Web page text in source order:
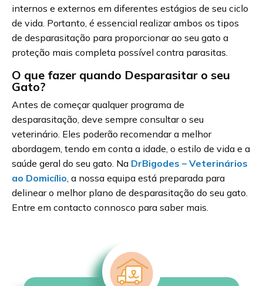
internos e externos em diferentes estágios de seu ciclo
de vida. Portanto, é essencial realizar ambos os tipos
de desparasitação para proporcionar ao seu gato a
proteção mais completa possível contra parasitas.
O que fazer quando Desparasitar o seu
Gato?
Antes de começar qualquer programa de
desparasitação, deve sempre consultar o seu
veterinário. Eles poderão recomendar a melhor
abordagem, tendo em conta a idade, o estilo de vida e a
saúde geral do seu gato. Na DrBigodes – Veterinários
ao Domicílio, a nossa equipa está preparada para
delinear o melhor plano de desparasitação do seu gato.
Entre em contacto connosco para saber mais.